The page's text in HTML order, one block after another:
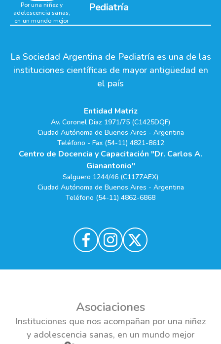
Pediatría
Por una niñez y
adolescencia sanas,
en un mundo mejor
La Sociedad Argentina de Pediatría es una de las
instituciones científicas de mayor antigüedad en
el país
Entidad Matriz
Av. Coronel Diaz 1971/75 (C1425DQF)
Ciudad Autónoma de Buenos Aires - Argentina
Teléfono - Fax (54-11) 4821-8612
Centro de Docencia y Capacitación "Dr. Carlos A.
Gianantonio"
Salguero 1244/46 (C1177AEX)
Ciudad Autónoma de Buenos Aires - Argentina
Teléfono (54-11) 4862-6868
Asociaciones
Instituciones que nos acompañan por una niñez
y adolescencia sanas, en un mundo mejor